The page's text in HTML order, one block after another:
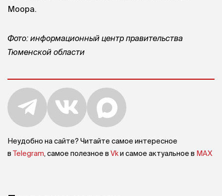
Моора.
Фото: информационный центр правительства
Тюменской области
Неудобно на сайте? Читайте самое интересное
в Telegram, самое полезное в Vkи самое актуальное в MAX